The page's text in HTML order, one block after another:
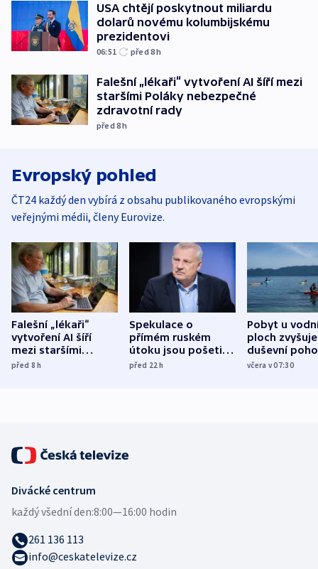
USA chtějí poskytnout miliardu
dolarů novému kolumbijskému
prezidentovi
06:51 před 8h
Falešní „lékaři“ vytvoření AI šíří mezi
staršími Poláky nebezpečné
zdravotní rady
před 8h
Evropský pohled
ČT24 každý den vybírá z obsahu publikovaného evropskými
veřejnými médii, členy Eurovize.
Falešní „lékaři“
vytvoření AI šíří
mezi staršími
Poláky nebezpečné
před 8h
Spekulace o
přímém ruském
útoku jsou pošetilé,
míní estonský
před 22h
Pobyt u
ploch zvyšuje
duševní
ukázala
včera v 07:30
Divácké centrum
každý všední den:8:00—16:00 hodin
261 136 113
info@ceskatelevize.cz